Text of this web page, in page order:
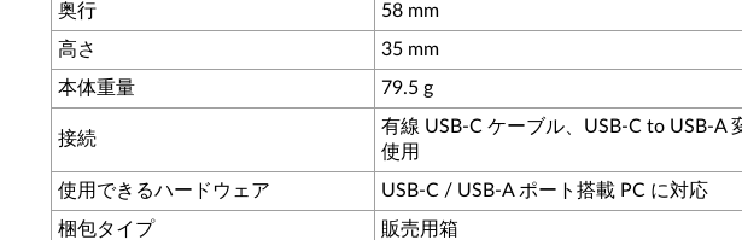
奥行
58 mm
高さ
35 mm
本体重量
79.5 g
接続
有線 USB-C ケーブル、USB-C to USB-A
使用
使用できるハードウェア
USB-C / USB-A ポート搭載 PC に対応
梱包タイプ
販売用箱